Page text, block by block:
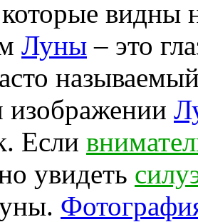
видны
Луны – это
изображении
Если
увидеть